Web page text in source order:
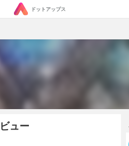
ドットアップス
ュー